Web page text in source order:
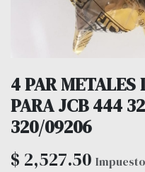
4 PAR
PARA JCB 444
320/09206
$ 2,527.50